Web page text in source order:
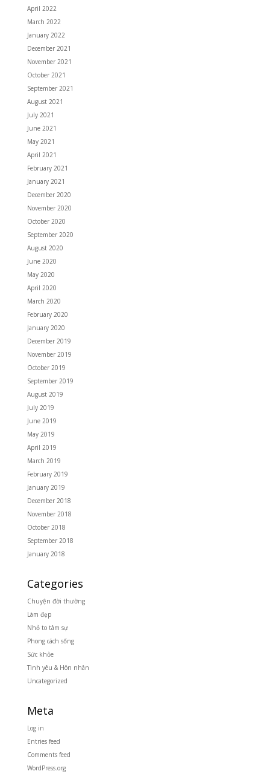
April 2022
March 2022
January 2022
December 2021
November 2021
October 2021
September 2021
August 2021
July 2021
June 2021
May 2021
April 2021
February 2021
January 2021
December 2020
November 2020
October 2020
September 2020
August 2020
June 2020
May 2020
April 2020
March 2020
February 2020
January 2020
December 2019
November 2019
October 2019
September 2019
August 2019
July 2019
June 2019
May 2019
April 2019
March 2019
February 2019
January 2019
December 2018
November 2018
October 2018
September 2018
January 2018
Categories
Chuyện đời thường
Làm đẹp
Nhỏ to tâm sự
Phong cách sống
Sức khỏe
Tình yêu & Hôn nhân
Uncategorized
Meta
Log in
Entries feed
Comments feed
WordPress.org